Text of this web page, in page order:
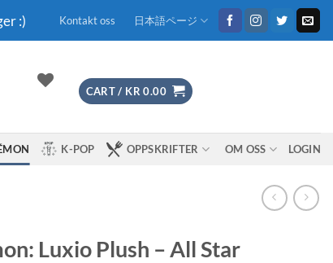
:) Kontakt oss 日本語ページ
CART / KR 0.00
K-POP OPPSKRIFTER OM OSS LOGIN
Luxio Plush – All Star